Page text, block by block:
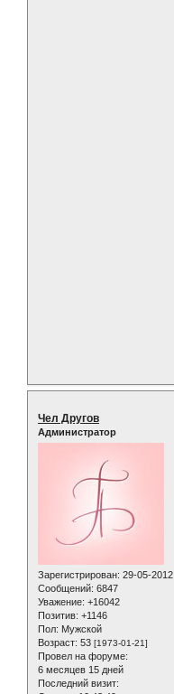
Чел Другов
Администратор
Зарегистрирован: 29-05-2012
Сообщений: 6847
Уважение: +16042
Позитив: +1146
Пол: Мужской
Возраст: 53 [1973-01-21]
Провел на форуме:
6 месяцев 15 дней
Последний визит: